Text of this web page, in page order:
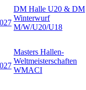
DM Halle U20 & DM
Winterwurf
M/W/U20/U18
Masters Hallen-
Weltmeisterschaften
WMACI